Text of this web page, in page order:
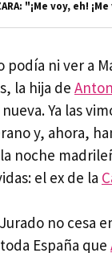
"¡Me voy, eh!
podía ni ver a
la hija de
Ya las
y, ahora,
noche
el ex de la
no cesa
España que